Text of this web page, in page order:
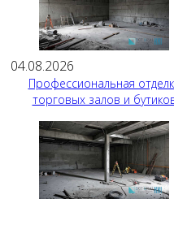
04.08.2026
Профессиональная
торговых залов и